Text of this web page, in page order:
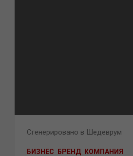
Сгенерировано в Шедеврум
БИЗНЕС БРЕНД КОМПАНИЯ